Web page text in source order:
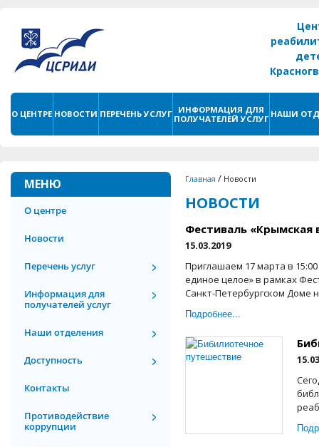
О ЦЕНТРЕ НОВОСТИ ПЕРЕЧЕНЬ УСЛУГ
ИНФОРМАЦИЯ ДЛЯ
ПОЛУЧАТЕЛЕЙ УСЛУГ НАШИ
МЕНЮ
О центре
Новости
Перечень услуг
Информация для
получателей услуг
Наши отделения
Доступность
Контакты
Противодействие
коррупции
Главная / Новости
НОВОСТИ
Фестиваль «Крымская
15.03.2019
Приглашаем 17 марта в
единое целое» в рамках
Санкт-Петербургском Доме
Подробнее...